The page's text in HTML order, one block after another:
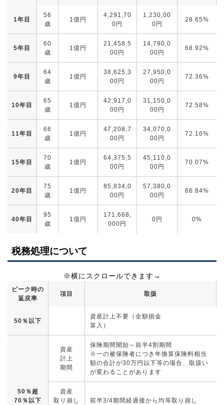
1年目
56
歳
1億円
4,291,70
0円
1,230,00
0円
28.65%
5年目
60
歳
1億円
21,458,5
00円
14,790,0
00円
68.92%
9年目
64
歳
1億円
38,625,3
00円
27,950,0
00円
72.36%
10年目
65
歳
1億円
42,917,0
00円
31,150,0
00円
72.58%
11年目
66
歳
1億円
47,208,7
00円
34,070,0
00円
72.16%
15年目
70
歳
1億円
64,375,5
00円
45,110,0
00円
70.07%
20年目
75
歳
1億円
85,834,0
00円
57,380,0
00円
66.84%
40年目
95
歳
1億円
171,668,
000円
0円 0%
税務処理について
ピーク時の
返戻率
項目 取扱
50％以下
資産計上不要（全額損金
算入）
50％超
70％以下
資産
計上
期間
保険期間開始～前半4割期間
※一の被保険者につき年換算保険料相当
額の合計が30万円以下等の場合、取扱い
が変わることがあります
資産
取り崩し
前半3/4期間経過後から均等取り崩し